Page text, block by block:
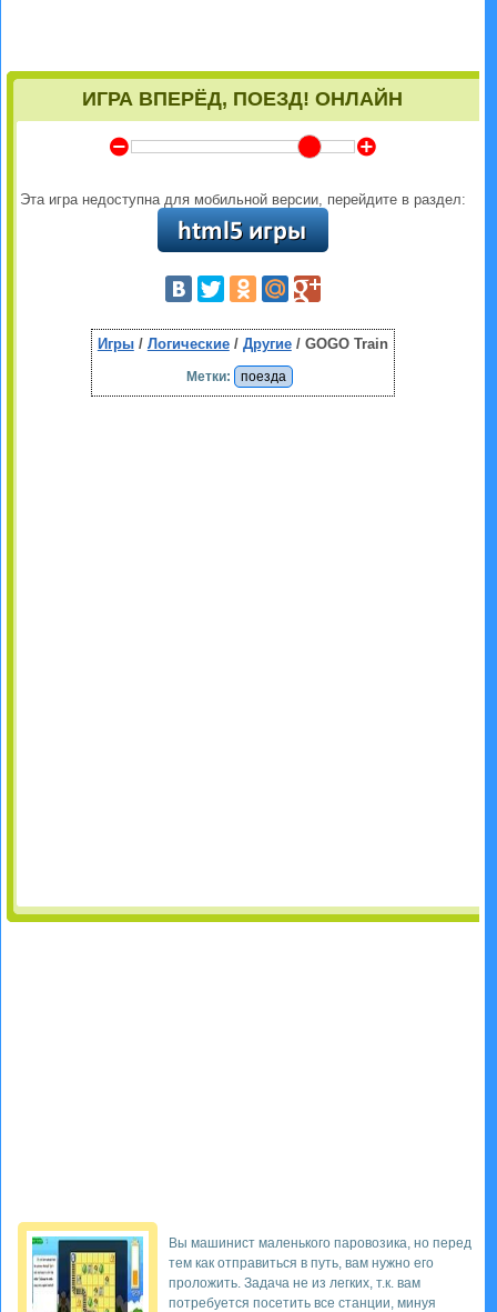
ИГРА ВПЕРЁД, ПОЕЗД! ОНЛАЙН
Y Z
Эта игра недоступна для мобильной версии, перейдите в раздел:
Игры/ Логические/ Другие/ GOGO Train
Метки: поезда
Вы машинист маленького паровозика, но перед
тем как отправиться в путь, вам нужно его
проложить. Задача не из легких, т.к. вам
потребуется посетить все станции, минуя